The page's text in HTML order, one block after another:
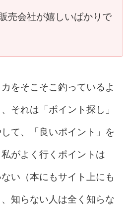
売会社が嬉しいばかりで
をそこそこ釣っているよ
それは「ポイント探し」
て、「良いポイント」を
がよく行くポイントは
ない（本にもサイト上にも
知らない人は全く知らな